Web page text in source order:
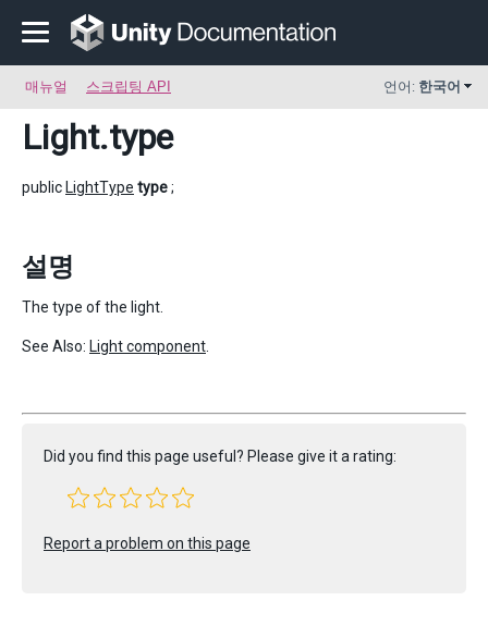
매뉴얼 스크립팅 API 언어: 한국어
Light.type
public LightType type;
설명
The type of the light.
See Also: Light component
Did you find this page useful? Please give it a rating:
Report a problem on this page